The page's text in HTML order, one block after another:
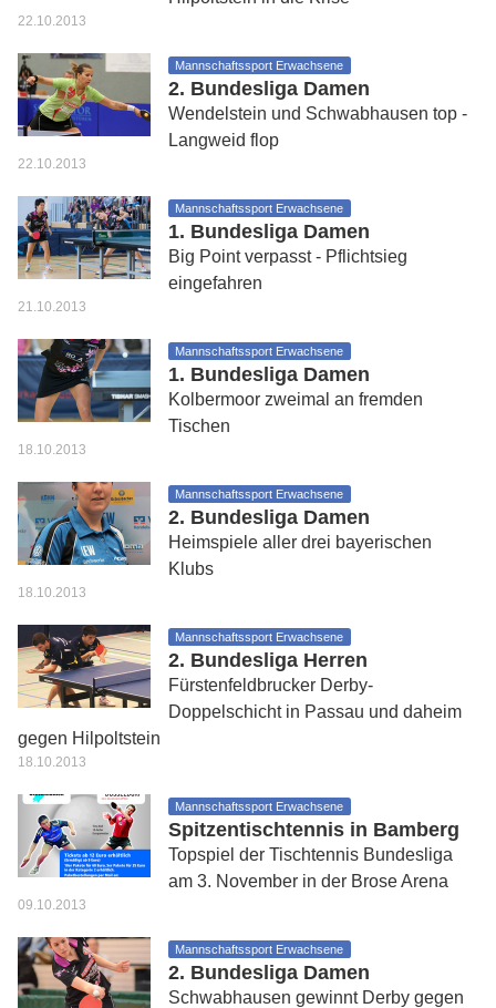
22.10.2013
Mannschaftssport Erwachsene
2. Bundesliga Damen
Wendelstein und Schwabhausen top -
Langweid flop
22.10.2013
Mannschaftssport Erwachsene
1. Bundesliga Damen
Big Point verpasst - Pflichtsieg
eingefahren
21.10.2013
Mannschaftssport Erwachsene
1. Bundesliga Damen
Kolbermoor zweimal an fremden
Tischen
18.10.2013
Mannschaftssport Erwachsene
2. Bundesliga Damen
Heimspiele aller drei bayerischen
Klubs
18.10.2013
Mannschaftssport Erwachsene
2. Bundesliga Herren
Fürstenfeldbrucker Derby-
Doppelschicht in Passau und daheim
gegen Hilpoltstein
18.10.2013
Mannschaftssport Erwachsene
Spitzentischtennis in Bamberg
Topspiel der Tischtennis Bundesliga
am 3. November in der Brose Arena
09.10.2013
Mannschaftssport Erwachsene
2. Bundesliga Damen
Schwabhausen gewinnt Derby gegen